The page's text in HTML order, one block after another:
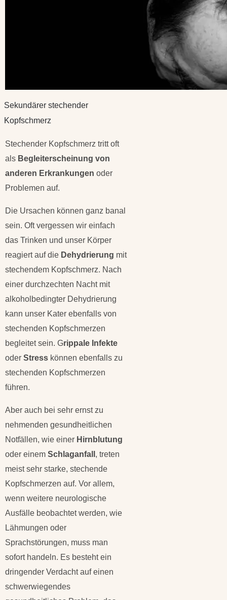
Sekundärer stechender
Kopfschmerz
Stechender Kopfschmerz tritt oft
als Begleiterscheinung von
anderen Erkrankungen oder
Problemen auf.
Die Ursachen können ganz banal
sein. Oft vergessen wir einfach
das Trinken und unser Körper
reagiert auf die Dehydrierung mit
stechendem Kopfschmerz. Nach
einer durchzechten Nacht mit
alkoholbedingter Dehydrierung
kann unser Kater ebenfalls von
stechenden Kopfschmerzen
begleitet sein. Grippale Infekte
oder Stress können ebenfalls zu
stechenden Kopfschmerzen
führen.
Aber auch bei sehr ernst zu
nehmenden gesundheitlichen
Notfällen, wie einer Hirnblutung
oder einem Schlaganfall , treten
meist sehr starke, stechende
Kopfschmerzen auf. Vor allem,
wenn weitere neurologische
Ausfälle beobachtet werden, wie
Lähmungen oder
Sprachstörungen, muss man
sofort handeln. Es besteht ein
dringender Verdacht auf einen
schwerwiegendes